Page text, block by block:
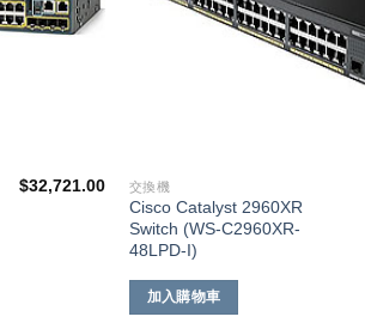
$32,721.00 交換機
Cisco Catalyst 2960XR
Switch (WS-C2960XR-
48LPD-I)
加入購物車